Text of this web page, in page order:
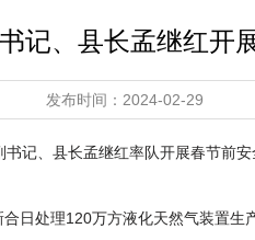
记、县长孟继红开
发布时间：2024-02-
书记、县长孟继红率队开展春节前
日处理120万方液化天然气装置生